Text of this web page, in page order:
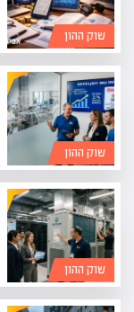
שוק ההון
שוק ההון
שוק ההון